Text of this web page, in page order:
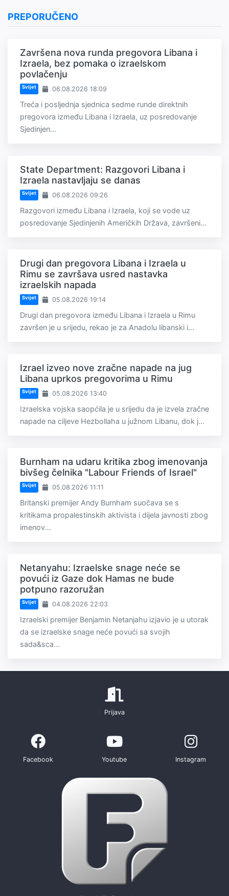
PREPORUČENO
Završena nova runda pregovora Libana i
Izraela, bez pomaka o izraelskom
povlačenju
Svijet 06.08.2026 18:09
Treća i posljednja sjednica sedme runde direktnih
pregovora između Libana i Izraela, uz posredovanje
Sjedinjen...
State Department: Razgovori Libana i
Izraela nastavljaju se danas
Svijet 06.08.2026 09:26
Razgovori između Libana i Izraela, koji se vode uz
posredovanje Sjedinjenih Američkih Država, završeni...
Drugi dan pregovora Libana i Izraela u
Rimu se završava usred nastavka
izraelskih napada
Svijet 05.08.2026 19:14
Drugi dan pregovora između Libana i Izraela u Rimu
završen je u srijedu, rekao je za Anadolu libanski i...
Izrael izveo nove zračne napade na jug
Libana uprkos pregovorima u Rimu
Svijet 05.08.2026 13:40
Izraelska vojska saopćila je u srijedu da je izvela zračne
napade na ciljeve Hezbollaha u južnom Libanu, dok j...
Burnham na udaru kritika zbog imenovanja
bivšeg čelnika "Labour Friends of Israel"
Svijet 05.08.2026 11:11
Britanski premijer Andy Burnham suočava se s
kritikama propalestinskih aktivista i dijela javnosti zbog
imenov...
Netanyahu: Izraelske snage neće se
povući iz Gaze dok Hamas ne bude
potpuno razoružan
Svijet 04.08.2026 22:03
Izraelski premijer Benjamin Netanjahu izjavio je u utorak
da se izraelske snage neće povući sa svojih
sada&sca...
Prijava
Facebook Youtube Instagram